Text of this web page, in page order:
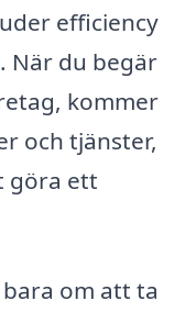
efficiency
När du begär
kommer
och tjänster,
göra ett
om att ta